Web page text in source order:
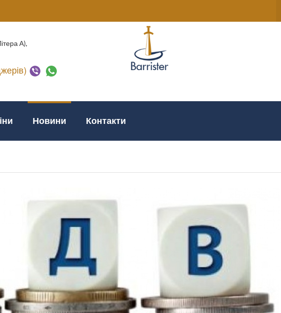
А),
Новини Контакти